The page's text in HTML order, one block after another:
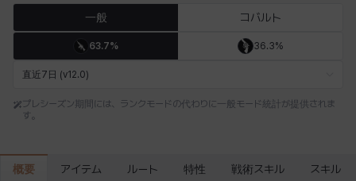
カーラ ガーネット キアラ
一般 コバルト
63.7% 36.3%
直近7日 (v12.0)
プレシーズン期間には、ランクモードの代わりに一般モード統計が提供されま
す。
概要 アイテム ルート 特性 戦術スキル スキル